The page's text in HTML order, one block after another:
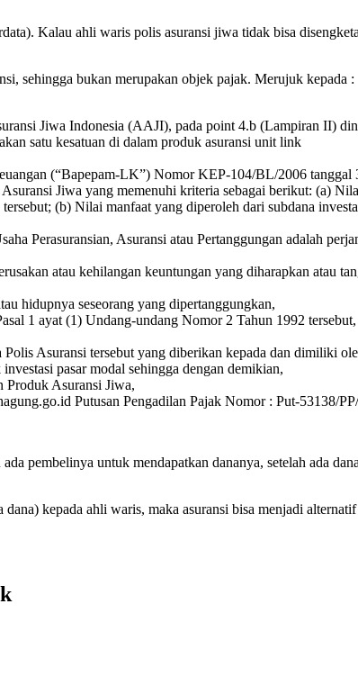
Kalau ahli waris polis asuransi jiwa tidak bisa
sehingga bukan merupakan objek pajak. Merujuk kepada :
Jiwa Indonesia (AAJI), pada point 4.b (Lampiran II)
satu kesatuan di dalam produk asuransi unit link
(“Bapepam-LK”) Nomor KEP-104/BL/2006
Jiwa yang memenuhi kriteria sebagai berikut: (a)
(b) Nilai manfaat yang diperoleh dari subdana
Perasuransian, Asuransi atau Pertanggungan adalah
atau kehilangan keuntungan yang diharapkan atau
hidupnya seseorang yang dipertanggungkan,
1 ayat (1) Undang-undang Nomor 2 Tahun 1992
Asuransi tersebut yang diberikan kepada dan dimiliki
pasar modal sehingga dengan demikian,
Produk Asuransi Jiwa,
Putusan Pengadilan Pajak Nomor : Put-53138/
pembelinya untuk mendapatkan dananya, setelah ada
kepada ahli waris, maka asuransi bisa menjadi